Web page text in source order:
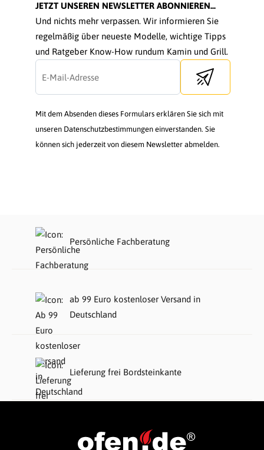
JETZT UNSEREN NEWSLETTER ABONNIEREN...
Und nichts mehr verpassen. Wir informieren Sie
regelmäßig über neueste Modelle, wichtige Tipps
und Ratgeber Know-How rundum Kamin und Grill.
Send newsletter
Mit dem Absenden dieses Formulars erklären Sie sich mit
unseren Datenschutzbestimmungen einverstanden. Sie
können sich jederzeit von diesem Newsletter abmelden.
Persönliche Fachberatung
ab 99 Euro kostenloser Versand in
Deutschland
Lieferung frei Bordsteinkante